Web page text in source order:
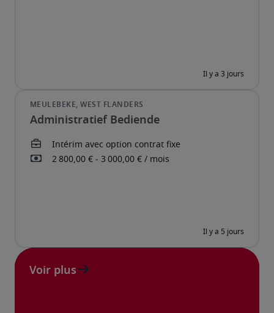
Administratief Bediende
Voir plus